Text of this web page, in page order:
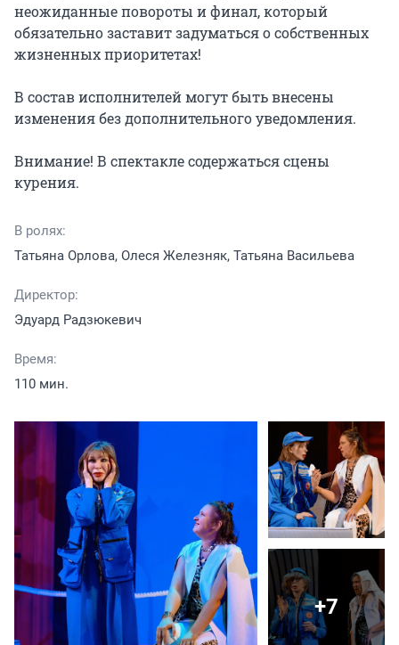
неожиданные повороты и финал, который
обязательно заставит задуматься о собственных
жизненных приоритетах!
В состав исполнителей могут быть внесены
изменения без дополнительного уведомления.
Внимание! В спектакле содержаться сцены
курения.
В ролях:
Татьяна Орлова, Олеся Железняк, Татьяна Васильева
Директор:
Эдуард Радзюкевич
Время:
110 мин.
+7